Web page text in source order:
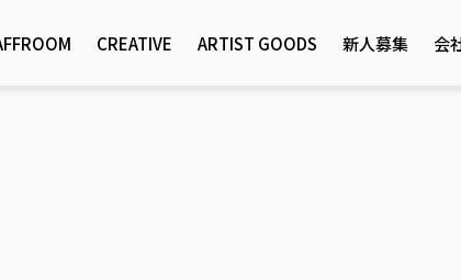
CREATIVE ARTIST GOODS 新人募集 会